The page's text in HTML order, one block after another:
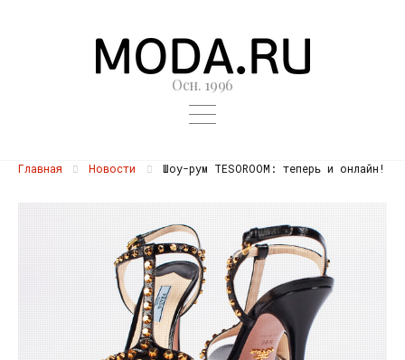
Осн. 1996
Главная Новости Шоу-рум TESOROOM: теперь и онлайн!